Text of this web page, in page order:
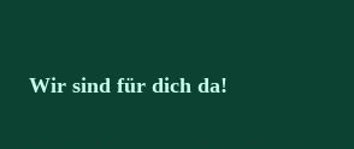
Wir sind für dich da!